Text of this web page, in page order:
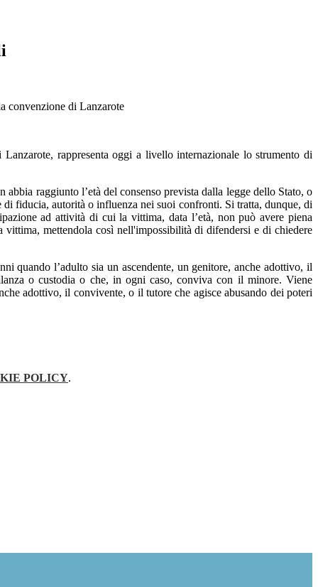
convenzione di Lanzarote
rappresenta oggi a livello internazionale lo strumento di
raggiunto l’età del consenso prevista dalla legge dello Stato, o
fiducia, autorità o influenza nei suoi confronti. Si tratta, dunque, di
ad attività di cui la vittima, data l’età, non può avere piena
vittima, mettendola così nell'impossibilità di difendersi e di chiedere
quando l’adulto sia un ascendente, un genitore, anche adottivo, il
o custodia o che, in ogni caso, conviva con il minore. Viene
adottivo, il convivente, o il tutore che agisce abusando dei poteri
POLICY.